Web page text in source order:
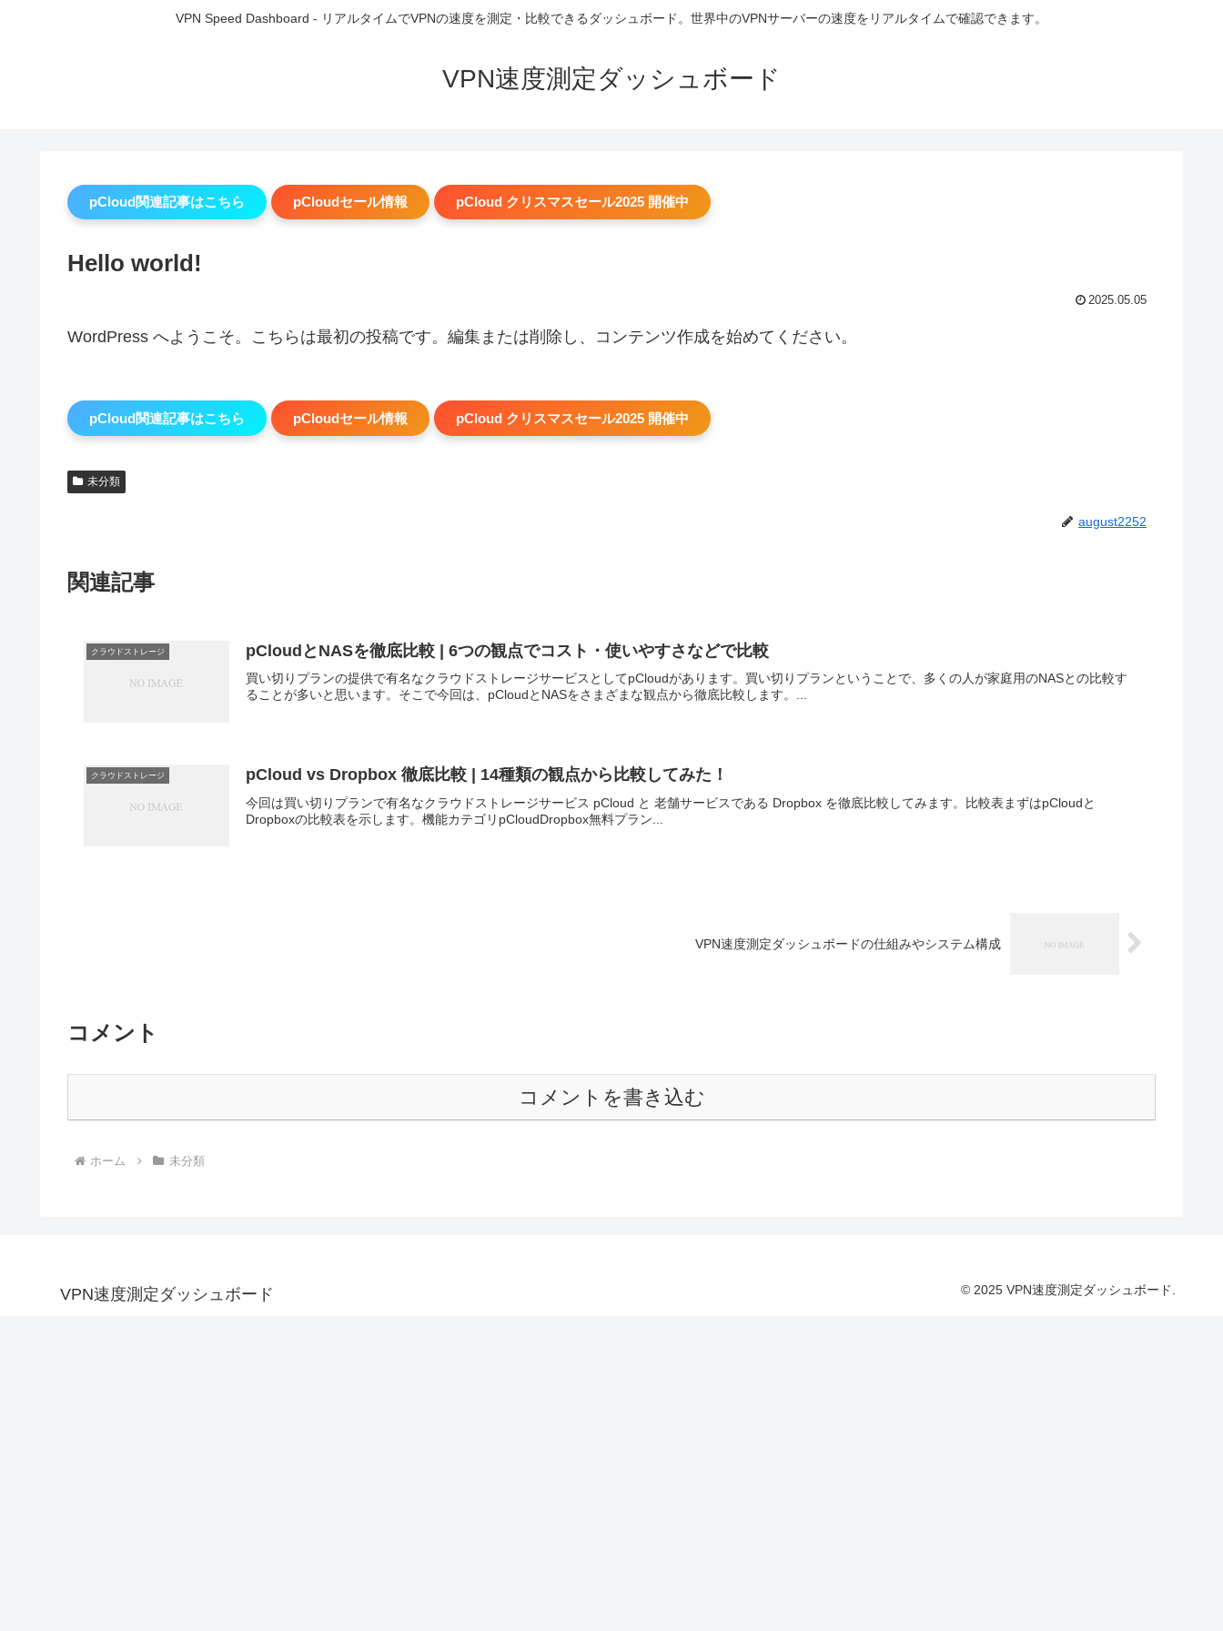
VPN Speed Dashboard - リアルタイムでVPNの速度を測定・比較できるダッシュボード。世界中のVPNサーバーの速度をリアルタイムで確認できます。
VPN速度測定ダッシュボード
pCloud関連記事はこちら pCloudセール情報 pCloud クリスマスセール2025 開催中
Hello world!
2025.05.05
WordPress へようこそ。こちらは最初の投稿です。編集または削除し、コンテンツ作成を始めてください。
pCloud関連記事はこちら pCloudセール情報 pCloud クリスマスセール2025 開催中
未分類
august2252
関連記事
クラウドストレージ pCloudとNASを徹底比較 | 6つの観点でコスト・使いやすさなどで比較
買い切りプランの提供で有名なクラウドストレージサービスとしてpCloudがあります。買い切りプランということで、多くの人が家庭用のNASとの比較す
ることが多いと思います。そこで今回は、pCloudとNASをさまざまな観点から徹底比較します。...
クラウドストレージ pCloud vs Dropbox 徹底比較 | 14種類の観点から比較してみた！
今回は買い切りプランで有名なクラウドストレージサービス pCloud と 老舗サービスである Dropbox を徹底比較してみます。比較表まずはpCloudと
Dropboxの比較表を示します。機能カテゴリpCloudDropbox無料プラン...
VPN速度測定ダッシュボードの仕組みやシステム構成
コメント
コメントを書き込む
ホーム 未分類
VPN速度測定ダッシュボード © 2025 VPN速度測定ダッシュボード.